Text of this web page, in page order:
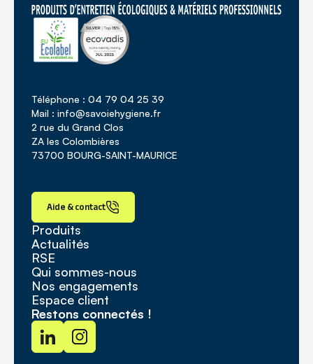
Téléphone : 04 79 04 25 39
Mail : info@savoiehygiene.fr
2 rue du Grand Clos
ZA les Colombières
73700 BOURG-SAINT-MAURICE
Aide & contact
Produits
Actualités
RSE
Qui sommes-nous
Nos engagements
Espace client
Restons connectés !